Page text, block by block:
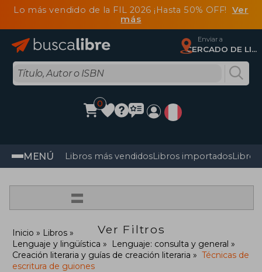
Lo más vendido de la FIL 2026 ¡Hasta 50% OFF! Ver
más
Enviar a
CERCADO DE LIMA, Lima
0
MENÚ Libros más vendidosLibros importadosLibros
=
Ver Filtros
Inicio
Libros
Lenguaje y lingüística
Lenguaje: consulta y general
Creación literaria y guías de creación literaria
Técnicas de
escritura de guiones